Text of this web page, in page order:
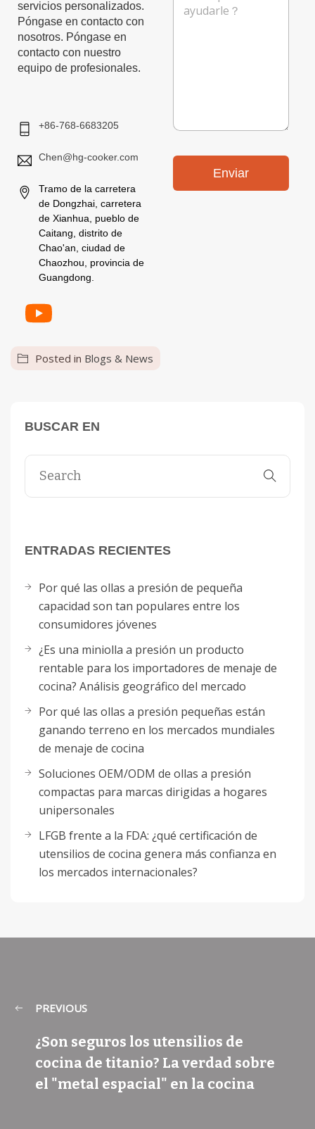
servicios personalizados.
Póngase en contacto con
nosotros. Póngase en
contacto con nuestro
equipo de profesionales.
+86-768-6683205
Chen@hg-cooker.com
Tramo de la carretera
de Dongzhai, carretera
de Xianhua, pueblo de
Caitang, distrito de
Chao'an, ciudad de
Chaozhou, provincia de
Guangdong.
c
n
o
Enviar
Posted in Blogs & News
BUSCAR EN
ENTRADAS RECIENTES
Por qué las ollas a presión de pequeña
capacidad son tan populares entre los
consumidores jóvenes
¿Es una miniolla a presión un producto
rentable para los importadores de menaje de
cocina? Análisis geográfico del mercado
Por qué las ollas a presión pequeñas están
ganando terreno en los mercados mundiales
de menaje de cocina
Soluciones OEM/ODM de ollas a presión
compactas para marcas dirigidas a hogares
unipersonales
LFGB frente a la FDA: ¿qué certificación de
utensilios de cocina genera más confianza en
los mercados internacionales?
PREVIOUS
¿Son seguros los utensilios de
cocina de titanio? La verdad sobre
el "metal espacial" en la cocina